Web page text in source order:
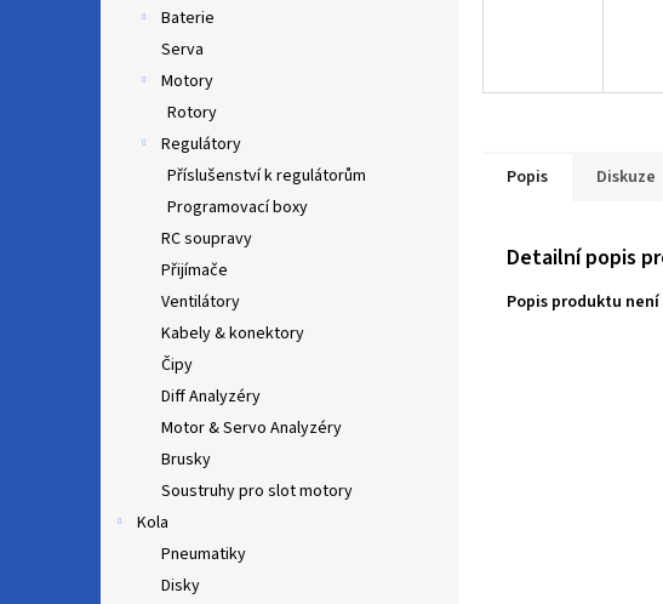
Baterie
Serva
Motory
Rotory
Regulátory
Příslušenství k regulátorům
Programovací boxy
RC soupravy
Přijímače
Ventilátory
Kabely & konektory
Čipy
Diff Analyzéry
Motor & Servo Analyzéry
Brusky
Soustruhy pro slot motory
Kola
Pneumatiky
Disky
Popis Diskuze
Detailní popis
Popis produktu